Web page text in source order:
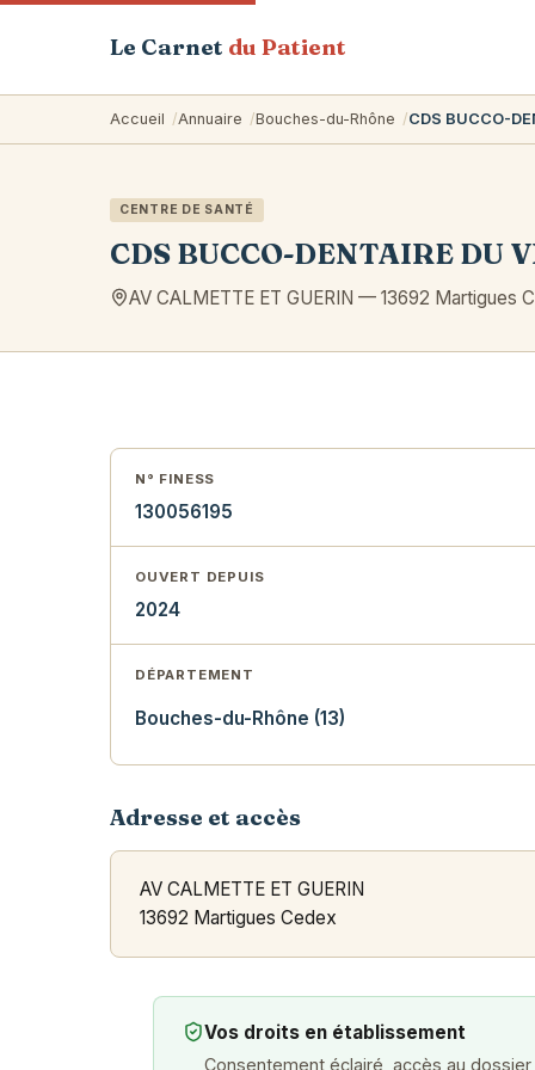
Le Carnet du Patient
Accueil Annuaire Bouches-du-Rhône CDS BUCCO-
CENTRE DE SANTÉ
CDS BUCCO-DENTAIRE DU
AV CALMETTE ET GUERIN — 13692 Martigues
N° FINESS
130056195
OUVERT DEPUIS
2024
DÉPARTEMENT
Bouches-du-Rhône (13)
Adresse et accès
AV CALMETTE ET GUERIN
13692 Martigues Cedex
Vos droits en établissement
Consentement éclairé, accès au